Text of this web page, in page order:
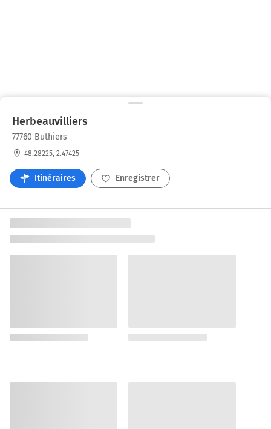
Herbeauvilliers
77760 Buthiers
48.28225, 2.47425
Itinéraires Enregistrer